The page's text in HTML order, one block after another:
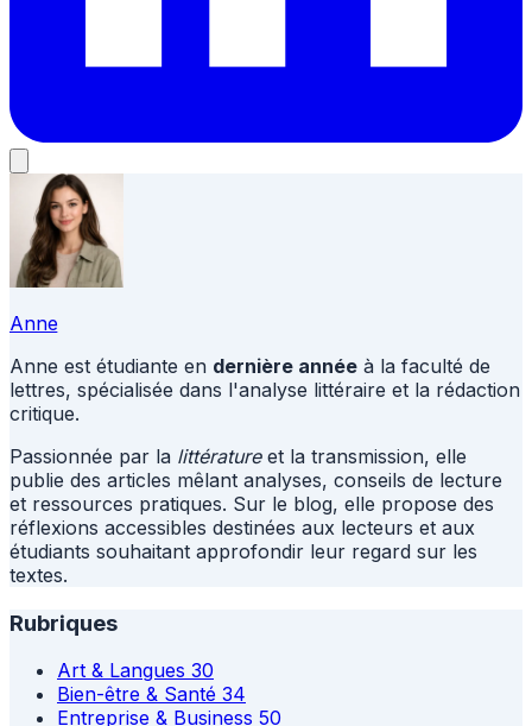
Anne
Anne est étudiante en dernière année à la faculté de
lettres, spécialisée dans l'analyse littéraire et la rédaction
critique.
Passionnée par la littératureet la transmission, elle
publie des articles mêlant analyses, conseils de lecture
et ressources pratiques. Sur le blog, elle propose des
réflexions accessibles destinées aux lecteurs et aux
étudiants souhaitant approfondir leur regard sur les
textes.
Rubriques
Art & Langues 30
Bien-être & Santé 34
Entreprise & Business 50